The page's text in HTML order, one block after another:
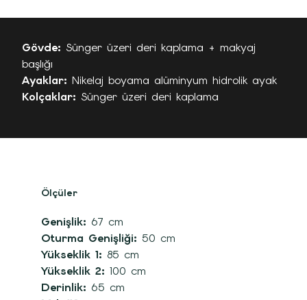
Gövde: Sünger üzeri deri kaplama + makyaj
başlığı
Ayaklar: Nikelaj boyama alüminyum hidrolik ayak
Kolçaklar: Sünger üzeri deri kaplama
Ölçüler
Genişlik: 67 cm
Oturma Genişliği: 50 cm
Yükseklik 1: 85 cm
Yükseklik 2: 100 cm
Derinlik: 65 cm